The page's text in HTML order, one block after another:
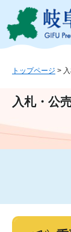
ジ
ュ
文
トップページ >
入札・公